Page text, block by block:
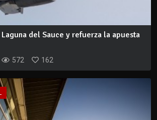
del Sauce y refuerza la apuesta
572 162